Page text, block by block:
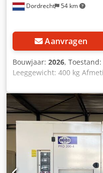
Dordrecht 54 km
Aanvragen
Bouwjaar: 2026, Toestand:
Leeggewicht: 400 kg
107 cm CE-markering: ja
voor meer informatie.